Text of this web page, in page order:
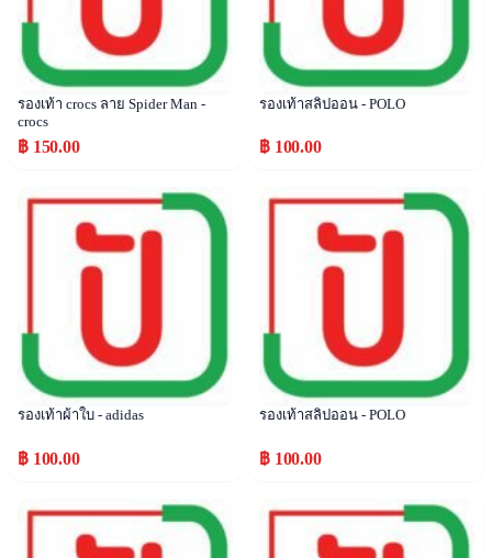
รองเท้า crocs ลาย Spider Man -
crocs
฿ 150.00
รองเท้าสลิปออน - POLO
฿ 100.00
Popular
รองเท้าผ้าใบ - adidas
฿ 100.00
Popular
รองเท้าสลิปออน - POLO
฿ 100.00
Popular Popular